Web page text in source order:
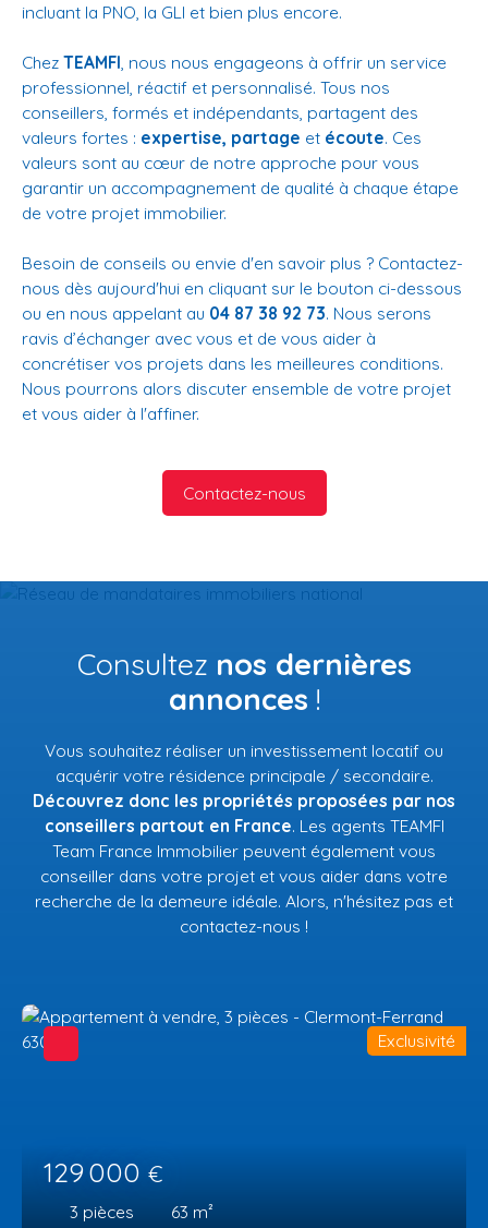
incluant la PNO, la GLI et bien plus encore.
Chez TEAMFI, nous nous engageons à offrir un service
professionnel, réactif et personnalisé. Tous nos
conseillers, formés et indépendants, partagent des
valeurs fortes : expertise, partage et écoute. Ces
valeurs sont au cœur de notre approche pour vous
garantir un accompagnement de qualité à chaque étape
de votre projet immobilier.
Besoin de conseils ou envie d'en savoir plus ? Contactez-
nous dès aujourd'hui en cliquant sur le bouton ci-dessous
ou en nous appelant au 04 87 38 92 73. Nous serons
ravis d’échanger avec vous et de vous aider à
concrétiser vos projets dans les meilleures conditions.
Nous pourrons alors discuter ensemble de votre projet
et vous aider à l'affiner.
Contactez-nous
Consultez nos dernières
annonces !
Vous souhaitez réaliser un investissement locatif ou
acquérir votre résidence principale / secondaire.
Découvrez donc les propriétés proposées par nos
conseillers partout en France. Les agents TEAMFI
Team France Immobilier peuvent également vous
conseiller dans votre projet et vous aider dans votre
recherche de la demeure idéale. Alors, n'hésitez pas et
contactez-nous !
129 000 €
3 pièces 63 m²
Exclusivité